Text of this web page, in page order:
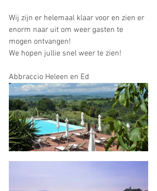
Wij zijn er helemaal klaar voor en zien er
enorm naar uit om weer gasten te
mogen ontvangen!
We hopen jullie snel weer te zien!
Abbraccio Heleen en Ed